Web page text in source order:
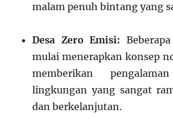
malam penuh bintang yang
Desa Zero Emisi:
mulai menerapkan konsep
memberikan
lingkungan yang sangat
dan berkelanjutan.